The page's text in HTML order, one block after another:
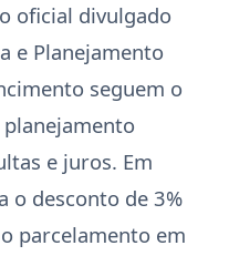
oficial divulgado
e Planejamento
seguem o
e juros. Em
o desconto de 3%
parcelamento em